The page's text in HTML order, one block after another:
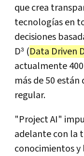
que crea
tecnologías en
decisiones
D³ (Data Driven
actualmente
más de 50
regular.
"Project AI"
adelante con la
conocimientos y